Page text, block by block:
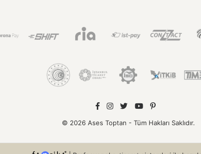
© 2026 Ases Toptan - Tüm Hakları Saklıdır.